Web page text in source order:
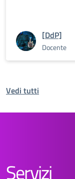
[DdP]
Docente
Vedi tutti
Servizi